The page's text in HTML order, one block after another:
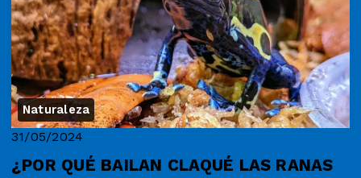
Naturaleza
31/05/2024
¿POR QUÉ BAILAN CLAQUÉ LAS RANAS